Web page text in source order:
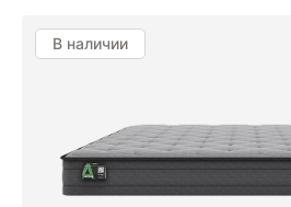
В наличии